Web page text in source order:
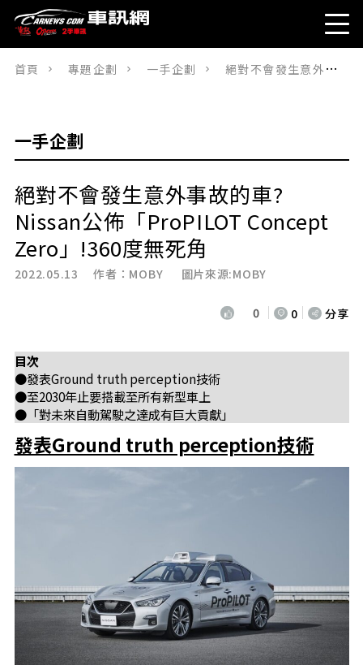
首頁 專題企劃 一手企劃 絕對不會發生意外事故的車?Nissan公佈「ProPILOT Concept Zero」!360度無死角
一手企劃
絕對不會發生意外事故的車?
Nissan公佈「ProPILOT Concept
Zero」!360度無死角
2022.05.13 作者： MOBY 圖片來源:MOBY
0 0 分享
目次
●發表Ground truth perception技術
●至2030年止要搭載至所有新型車上
●「對未來自動駕駛之達成有巨大貢獻」
發表Ground truth perception技術